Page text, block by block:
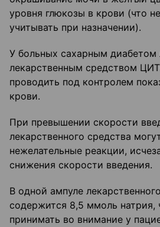
уровня глюкозы в крови (что
учитывать при назначении).
У больных сахарным диабетом
лекарственным средством
проводить под контролем
крови.
При превышении скорости
лекарственного средства
нежелательные реакции,
снижения скорости введения.
В одной ампуле
содержится 8,5 ммоль натрия,
принимать во внимание у